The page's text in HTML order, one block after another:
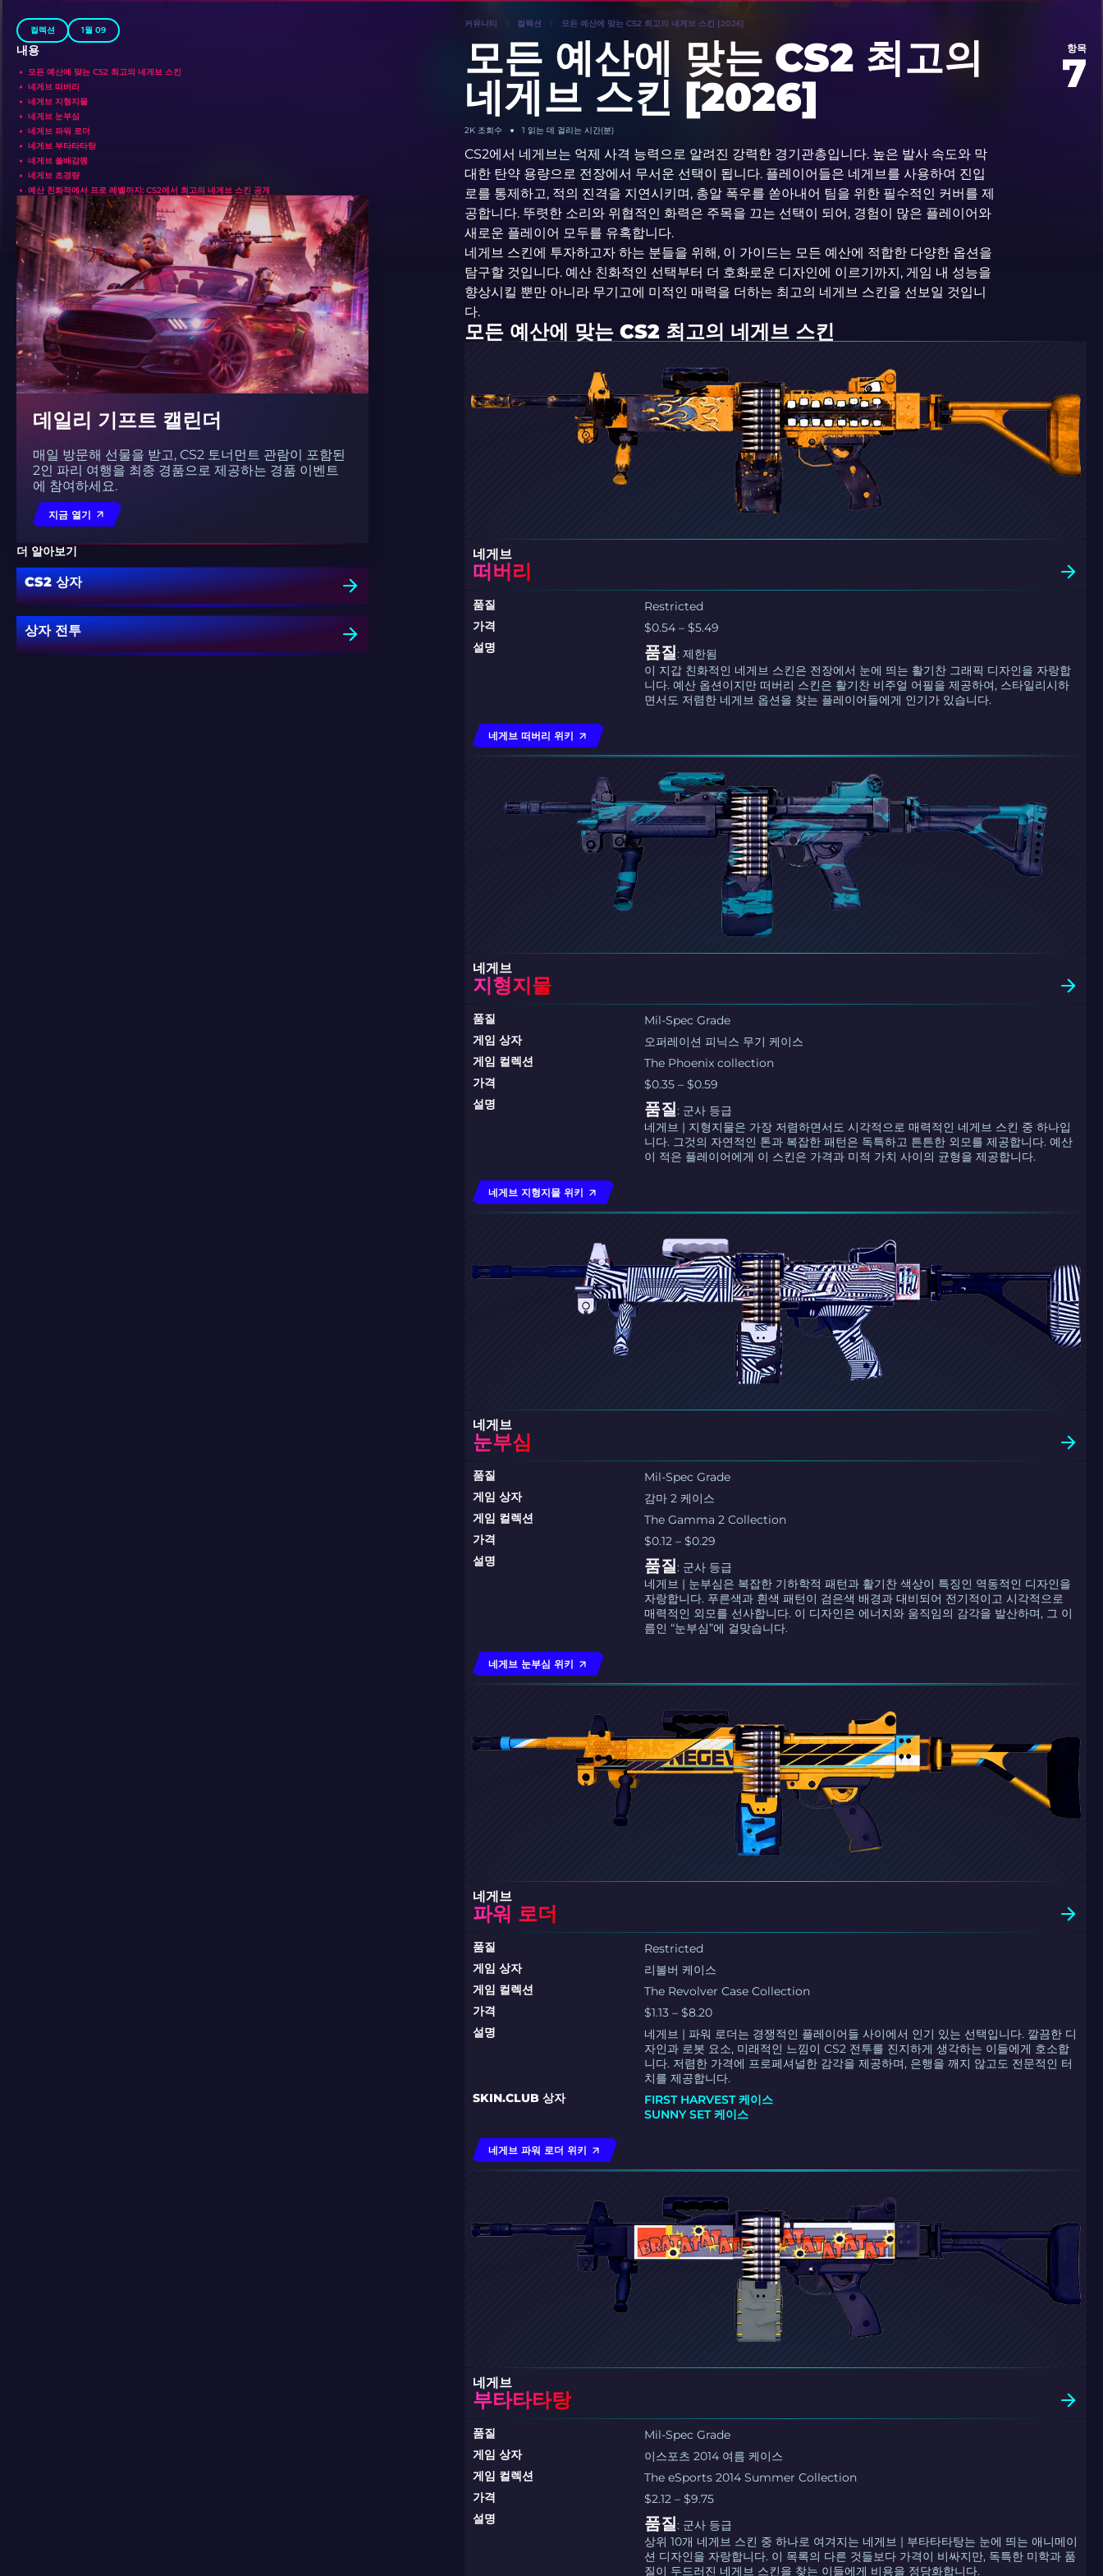
컬렉션 1월 09
내용
모든 예산에 맞는 CS2 최고의 네게브 스킨
네게브 떠버리
네게브 지형지물
네게브 눈부심
네게브 파워 로더
네게브 부타타타탕
네게브 쏠배감펭
네게브 초경량
예산 친화적에서 프로 레벨까지: CS2에서 최고의 네게브 스킨 공개
데일리 기프트 캘린더
매일 방문해 선물을 받고, CS2 토너먼트 관람이 포함된
2인 파리 여행을 최종 경품으로 제공하는 경품 이벤트
에 참여하세요.
지금 열기
더 알아보기
CS2 상자
상자 전투
커뮤니티 컬렉션 모든 예산에 맞는 CS2 최고의 네게브 스킨 [2026]
모든 예산에 맞는 CS2 최고의
네게브 스킨 [2026]
항목
7
2K조회수 1 읽는 데 걸리는 시간(분)
CS2에서 네게브는 억제 사격 능력으로 알려진 강력한 경기관총입니다. 높은 발사 속도와 막
대한 탄약 용량으로 전장에서 무서운 선택이 됩니다. 플레이어들은 네게브를 사용하여 진입
로를 통제하고, 적의 진격을 지연시키며, 총알 폭우를 쏟아내어 팀을 위한 필수적인 커버를 제
공합니다. 뚜렷한 소리와 위협적인 화력은 주목을 끄는 선택이 되어, 경험이 많은 플레이어와
새로운 플레이어 모두를 유혹합니다.
네게브 스킨에 투자하고자 하는 분들을 위해, 이 가이드는 모든 예산에 적합한 다양한 옵션을
탐구할 것입니다. 예산 친화적인 선택부터 더 호화로운 디자인에 이르기까지, 게임 내 성능을
향상시킬 뿐만 아니라 무기고에 미적인 매력을 더하는 최고의 네게브 스킨을 선보일 것입니
다.
모든 예산에 맞는 CS2 최고의 네게브 스킨
네게브
떠버리
품질
Restricted
가격
$0.54 – $5.49
설명
품질: 제한됨
이 지갑 친화적인 네게브 스킨은 전장에서 눈에 띄는 활기찬 그래픽 디자인을 자랑합
니다. 예산 옵션이지만 떠버리 스킨은 활기찬 비주얼 어필을 제공하여, 스타일리시하
면서도 저렴한 네게브 옵션을 찾는 플레이어들에게 인기가 있습니다.
네게브 떠버리 위키
네게브
지형지물
품질
Mil-Spec Grade
게임 상자
오퍼레이션 피닉스 무기 케이스
게임 컬렉션
The Phoenix collection
가격
$0.35 – $0.59
설명
품질: 군사 등급
네게브 | 지형지물은 가장 저렴하면서도 시각적으로 매력적인 네게브 스킨 중 하나입
니다. 그것의 자연적인 톤과 복잡한 패턴은 독특하고 튼튼한 외모를 제공합니다. 예산
이 적은 플레이어에게 이 스킨은 가격과 미적 가치 사이의 균형을 제공합니다.
네게브 지형지물 위키
네게브
눈부심
품질
Mil-Spec Grade
게임 상자
감마 2 케이스
게임 컬렉션
The Gamma 2 Collection
가격
$0.12 – $0.29
설명
품질: 군사 등급
네게브 | 눈부심은 복잡한 기하학적 패턴과 활기찬 색상이 특징인 역동적인 디자인을
자랑합니다. 푸른색과 흰색 패턴이 검은색 배경과 대비되어 전기적이고 시각적으로
매력적인 외모를 선사합니다. 이 디자인은 에너지와 움직임의 감각을 발산하며, 그 이
름인 “눈부심”에 걸맞습니다.
네게브 눈부심 위키
네게브
파워 로더
품질
Restricted
게임 상자
리볼버 케이스
게임 컬렉션
The Revolver Case Collection
가격
$1.13 – $8.20
설명
네게브 | 파워 로더는 경쟁적인 플레이어들 사이에서 인기 있는 선택입니다. 깔끔한 디
자인과 로봇 요소, 미래적인 느낌이 CS2 전투를 진지하게 생각하는 이들에게 호소합
니다. 저렴한 가격에 프로페셔널한 감각을 제공하며, 은행을 깨지 않고도 전문적인 터
치를 제공합니다.
SKIN.CLUB 상자
FIRST HARVEST 케이스
SUNNY SET 케이스
네게브 파워 로더 위키
네게브
부타타타탕
품질
Mil-Spec Grade
게임 상자
이스포츠 2014 여름 케이스
게임 컬렉션
The eSports 2014 Summer Collection
가격
$2.12 – $9.75
설명
품질: 군사 등급
상위 10개 네게브 스킨 중 하나로 여겨지는 네게브 | 부타타타탕는 눈에 띄는 애니메이
션 디자인을 자랑합니다. 이 목록의 다른 것들보다 가격이 비싸지만, 독특한 미학과 품
질이 두드러진 네게브 스킨을 찾는 이들에게 비용을 정당화합니다.